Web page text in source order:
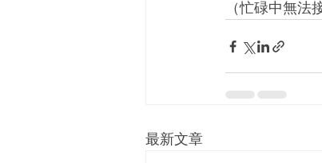
（忙碌中無法
最新文章